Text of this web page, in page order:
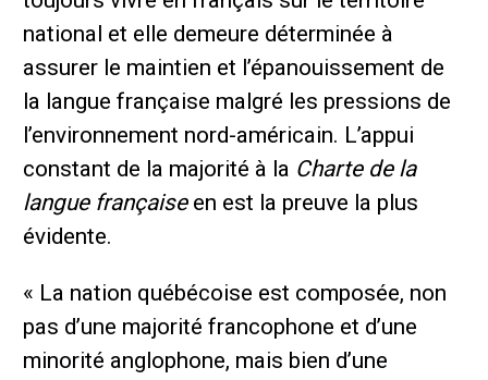
national et elle demeure déterminée à
assurer le maintien et l’épanouissement de
la langue française malgré les pressions de
l’environnement nord-américain. L’appui
constant de la majorité à la Charte de la
langue françaiseen est la preuve la plus
évidente.
« La nation québécoise est composée, non
pas d’une majorité francophone et d’une
minorité anglophone, mais bien d’une